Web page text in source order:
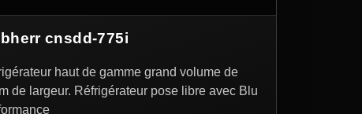
cnsdd-775i
haut de gamme grand volume de
de largeur. Réfrigérateur pose libre avec Blu